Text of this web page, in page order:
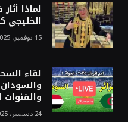
لماذا
الخليجي
15 نوفمبر، 2025
لقاء
والقنوات
24 ديسمبر، 2025